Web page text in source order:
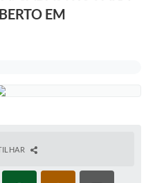
EM